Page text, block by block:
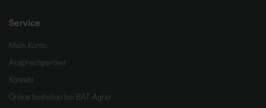
Service
Mein Konto
Ansprechpartner
Kontakt
Online bestellen bei BAT Agrar